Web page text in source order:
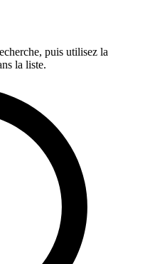
puis utilisez la
la liste.